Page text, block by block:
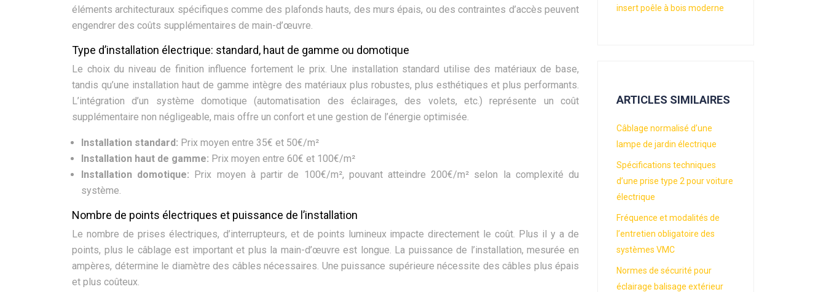
éléments architecturaux spécifiques comme des plafonds hauts, des murs épais, ou des contraintes d’accès peuvent
engendrer des coûts supplémentaires de main-d’œuvre.
Type d’installation électrique: standard, haut de gamme ou domotique
Le choix du niveau de finition influence fortement le prix. Une installation standard utilise des matériaux de base,
tandis qu’une installation haut de gamme intègre des matériaux plus robustes, plus esthétiques et plus performants.
L’intégration d’un système domotique (automatisation des éclairages, des volets, etc.) représente un coût
supplémentaire non négligeable, mais offre un confort et une gestion de l’énergie optimisée.
Installation standard: Prix moyen entre 35€ et 50€/m²
Installation haut de gamme: Prix moyen entre 60€ et 100€/m²
Installation domotique: Prix moyen à partir de 100€/m², pouvant atteindre 200€/m² selon la complexité du
système.
Nombre de points électriques et puissance de l’installation
Le nombre de prises électriques, d’interrupteurs, et de points lumineux impacte directement le coût. Plus il y a de
points, plus le câblage est important et plus la main-d’œuvre est longue. La puissance de l’installation, mesurée en
ampères, détermine le diamètre des câbles nécessaires. Une puissance supérieure nécessite des câbles plus épais
et plus coûteux.
insert poêle à bois moderne
ARTICLES SIMILAIRES
Câblage normalisé d’une
lampe de jardin électrique
Spécifications techniques
d’une prise type 2 pour voiture
électrique
Fréquence et modalités de
l’entretien obligatoire des
systèmes VMC
Normes de sécurité pour
éclairage balisage extérieur